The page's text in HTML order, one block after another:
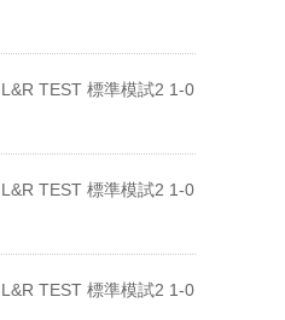
TEST 標準模試2 1-0
TEST 標準模試2 1-0
TEST 標準模試2 1-0